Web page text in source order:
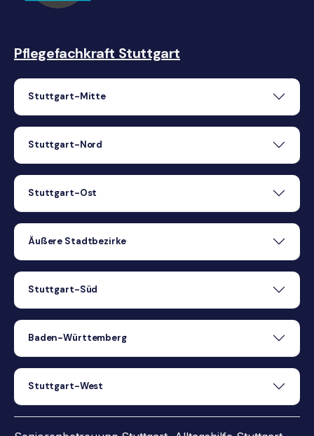
Pflegefachkraft Stuttgart
Stuttgart-Mitte
Stuttgart-Nord
Stuttgart-Ost
Äußere Stadtbezirke
Stuttgart-Süd
Baden-Württemberg
Stuttgart-West